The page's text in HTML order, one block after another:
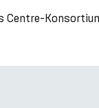
Centre-